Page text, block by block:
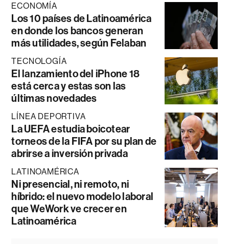
ECONOMÍA
Los 10 países de Latinoamérica
en donde los bancos generan
más utilidades, según Felaban
TECNOLOGÍA
El lanzamiento del iPhone 18
está cerca y estas son las
últimas novedades
LÍNEA DEPORTIVA
La UEFA estudia boicotear
torneos de la FIFA por su plan de
abrirse a inversión privada
LATINOAMÉRICA
Ni presencial, ni remoto, ni
híbrido: el nuevo modelo laboral
que WeWork ve crecer en
Latinoamérica